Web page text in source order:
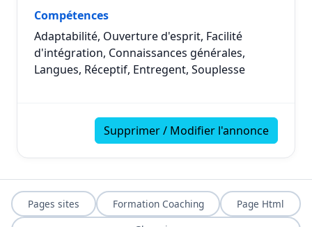
Compétences
Adaptabilité, Ouverture d'esprit, Facilité
d'intégration, Connaissances générales,
Langues, Réceptif, Entregent, Souplesse
Supprimer / Modifier l'annonce
Pages sites Formation Coaching
Page Html